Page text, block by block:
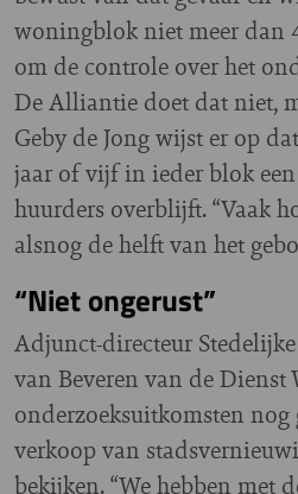
woningblok niet meer dan
om de controle over het
De Alliantie doet dat niet,
Geby de Jong wijst er op
jaar of vijf in ieder blok
huurders overblijft. “Vaak
alsnog de helft van het
“Niet ongerust”
Adjunct-directeur
van Beveren van de
onderzoeksuitkomsten nog
verkoop van
bekijken. “We hebben met